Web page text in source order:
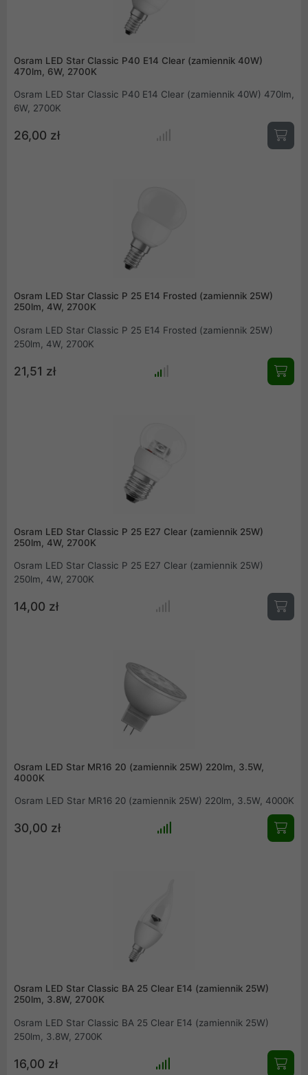
Osram LED Star Classic P40 E14 Clear (zamiennik 40W)
470lm, 6W, 2700K
Osram LED Star Classic P40 E14 Clear (zamiennik 40W) 470lm,
6W, 2700K
26,00 zł
Osram LED Star Classic P 25 E14 Frosted (zamiennik 25W)
250lm, 4W, 2700K
Osram LED Star Classic P 25 E14 Frosted (zamiennik 25W)
250lm, 4W, 2700K
21,51 zł
Osram LED Star Classic P 25 E27 Clear (zamiennik 25W)
250lm, 4W, 2700K
Osram LED Star Classic P 25 E27 Clear (zamiennik 25W)
250lm, 4W, 2700K
14,00 zł
Osram LED Star MR16 20 (zamiennik 25W) 220lm, 3.5W,
4000K
Osram LED Star MR16 20 (zamiennik 25W) 220lm, 3.5W, 4000K
30,00 zł
Osram LED Star Classic BA 25 Clear E14 (zamiennik 25W)
250lm, 3.8W, 2700K
Osram LED Star Classic BA 25 Clear E14 (zamiennik 25W)
250lm, 3.8W, 2700K
16,00 zł